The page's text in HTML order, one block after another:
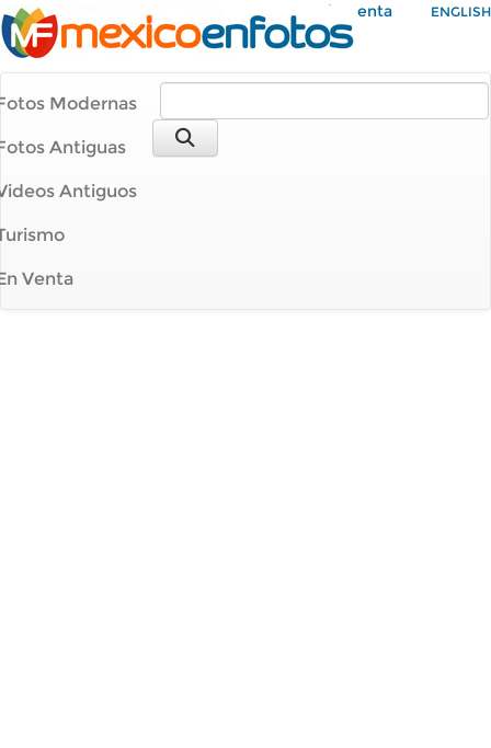
Mi Cuenta ENGLISH
Modernas
Antiguas
Antiguos
Venta